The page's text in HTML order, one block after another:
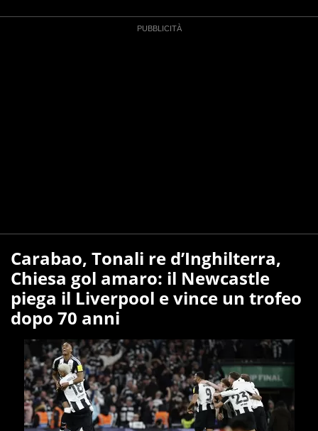
Carabao, Tonali re d’Inghilterra,
Chiesa gol amaro: il Newcastle
piega il Liverpool e vince un trofeo
dopo 70 anni